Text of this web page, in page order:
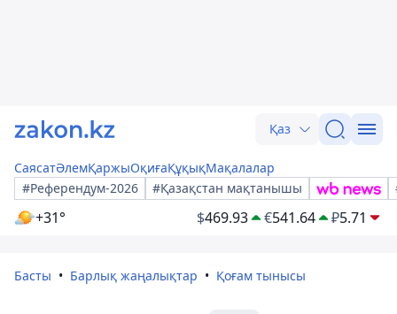
Қаз
СаясатӘлемҚаржыОқиғаҚұқықМақалалар
#Референдум-2026
#Қазақстан мақтанышы
+31° $469.93 €541.64 ₽5.71
Басты Барлық жаңалықтар Қоғам тынысы